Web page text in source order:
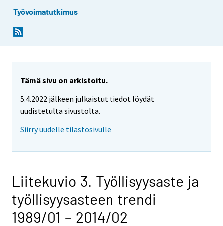
Työvoimatutkimus
Tämä sivu on arkistoitu.
5.4.2022 jälkeen julkaistut tiedot löydät
uudistetulta sivustolta.
Siirry uudelle tilastosivulle
Liitekuvio 3. Työllisyysaste ja
työllisyysasteen trendi
1989/01 – 2014/02